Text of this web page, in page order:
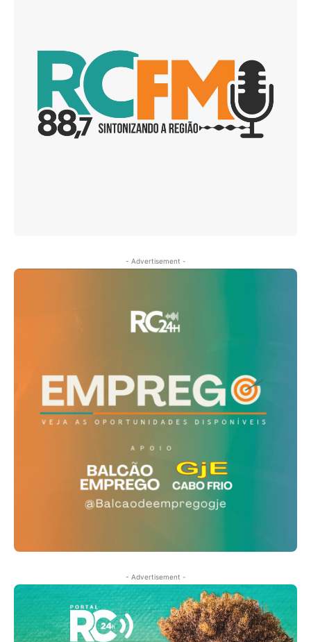
- Advertisement -
- Advertisement -